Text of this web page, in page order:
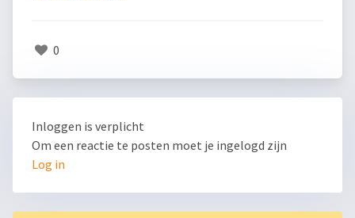
0
Inloggen is verplicht
Om een reactie te posten moet je ingelogd zijn
Log in